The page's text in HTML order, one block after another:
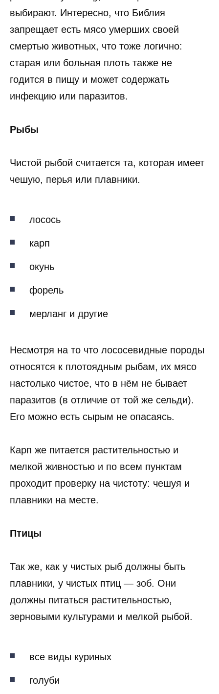
выбирают. Интересно, что Библия
запрещает есть мясо умерших своей
смертью животных, что тоже логично:
старая или больная плоть также не
годится в пищу и может содержать
инфекцию или паразитов.
Рыбы
Чистой рыбой считается та, которая имеет
чешую, перья или плавники.
лосось
карп
окунь
форель
мерланг и другие
Несмотря на то что лососевидные породы
относятся к плотоядным рыбам, их мясо
настолько чистое, что в нём не бывает
паразитов (в отличие от той же сельди).
Его можно есть сырым не опасаясь.
Карп же питается растительностью и
мелкой живностью и по всем пунктам
проходит проверку на чистоту: чешуя и
плавники на месте.
Птицы
Так же, как у чистых рыб должны быть
плавники, у чистых птиц — зоб. Они
должны питаться растительностью,
зерновыми культурами и мелкой рыбой.
все виды куриных
голуби